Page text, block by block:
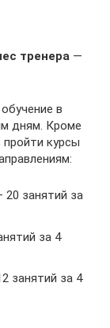
тренера —
в
дням. Кроме
курсы
20 занятий за
за 4
занятий за 4